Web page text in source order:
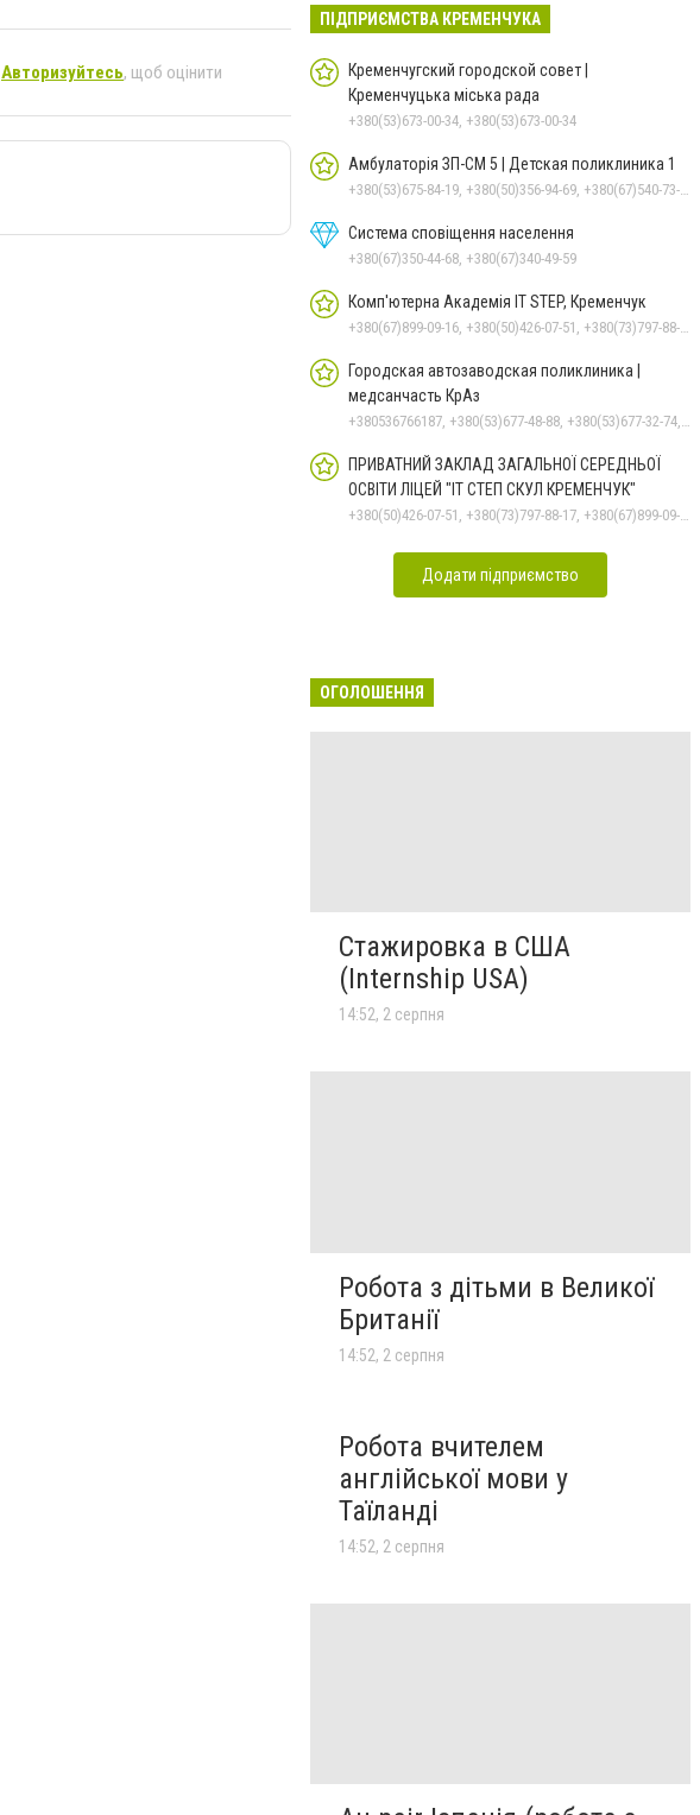
Авторизуйтесь, щоб оцінити
ПІДПРИЄМСТВА КРЕМЕНЧУКА
Кременчугский городской совет |
Кременчуцька міська рада
+380(53)673-00-34, +380(53)673-00-34
Амбулаторія ЗП-СМ 5 | Детская поликлиника 1
+380(53)675-84-19, +380(50)356-94-69, +380(67)540-73-87
Система сповіщення населення
+380(67)350-44-68, +380(67)340-49-59
Комп'ютерна Академія IT STEP, Кременчук
+380(67)899-09-16, +380(50)426-07-51, +380(73)797-88-17
Городская автозаводская поликлиника |
медсанчасть КрАз
+380536766187, +380(53)677-48-88, +380(53)677-32-74, +380(53)676-62-99
ПРИВАТНИЙ ЗАКЛАД ЗАГАЛЬНОЇ СЕРЕДНЬОЇ
ОСВІТИ ЛІЦЕЙ "ІТ СТЕП СКУЛ КРЕМЕНЧУК"
+380(50)426-07-51, +380(73)797-88-17, +380(67)899-09-16
Додати підприємство
ОГОЛОШЕННЯ
Стажировка в США
(Internship USA)
14:52, 2 серпня
Робота з дітьми в Великої
Британії
14:52, 2 серпня
Робота вчителем
англійської мови у
Таїланді
14:52, 2 серпня